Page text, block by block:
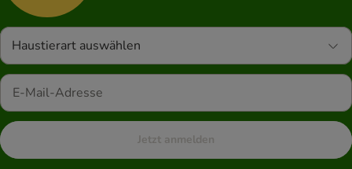
Haustierart auswählen
Jetzt anmelden